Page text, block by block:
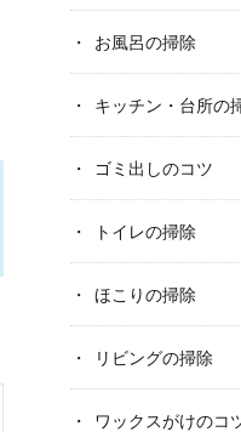
お風呂の掃除
キッチン・台所の
ゴミ出しのコツ
トイレの掃除
ほこりの掃除
リビングの掃除
ワックスがけのコ